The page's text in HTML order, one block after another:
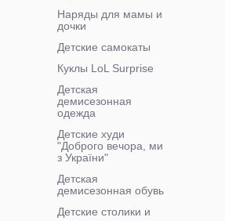
Наряды для мамы и
дочки
Детские самокаты
Куклы LoL Surprise
Детская
демисезонная
одежда
Детские худи
"Доброго вечора, ми
з України"
Детская
демисезонная обувь
Детские столики и